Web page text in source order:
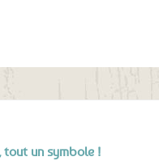
tout un symbole !